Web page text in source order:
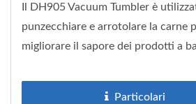
Il DH905 Vacuum Tumbler è
punzecchiare e arrotolare la carne
migliorare il sapore dei prodotti a
Particolari